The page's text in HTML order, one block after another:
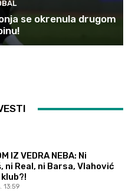
se okrenula drugom
IZ VEDRA NEBA: Ni
ni Real, ni Barsa, Vlahović
13:59